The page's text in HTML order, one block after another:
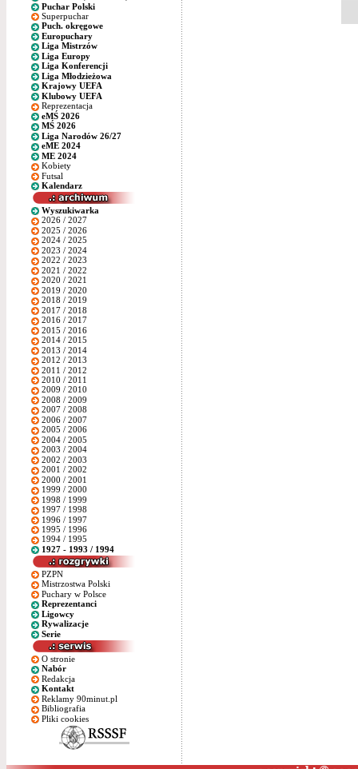
Puchar Polski
Superpuchar
Puch. okręgowe
Europuchary
Liga Mistrzów
Liga Europy
Liga Konferencji
Liga Młodzieżowa
Krajowy UEFA
Klubowy UEFA
Reprezentacja
eMŚ 2026
MŚ 2026
Liga Narodów 26/27
eME 2024
ME 2024
Kobiety
Futsal
Kalendarz
Wyszukiwarka
2026 / 2027
2025 / 2026
2024 / 2025
2023 / 2024
2022 / 2023
2021 / 2022
2020 / 2021
2019 / 2020
2018 / 2019
2017 / 2018
2016 / 2017
2015 / 2016
2014 / 2015
2013 / 2014
2012 / 2013
2011 / 2012
2010 / 2011
2009 / 2010
2008 / 2009
2007 / 2008
2006 / 2007
2005 / 2006
2004 / 2005
2003 / 2004
2002 / 2003
2001 / 2002
2000 / 2001
1999 / 2000
1998 / 1999
1997 / 1998
1996 / 1997
1995 / 1996
1994 / 1995
1927 - 1993 / 1994
PZPN
Mistrzostwa Polski
Puchary w Polsce
Reprezentanci
Ligowcy
Rywalizacje
Serie
O stronie
Nabór
Redakcja
Kontakt
Reklamy 90minut.pl
Bibliografia
Pliki cookies